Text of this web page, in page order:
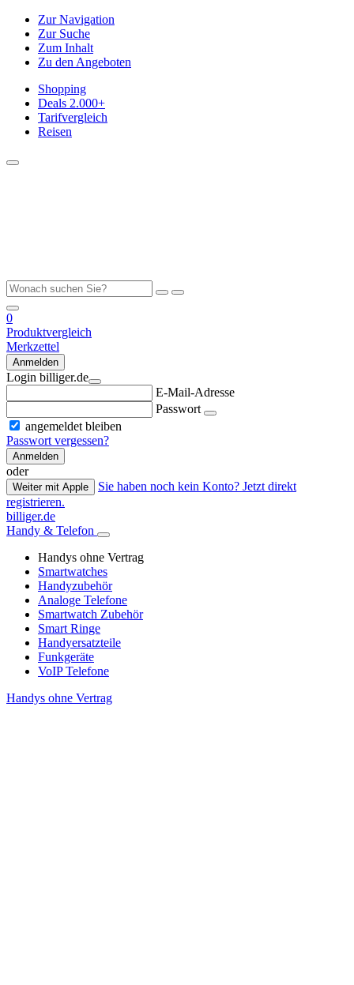
Zur Navigation
Zur Suche
Zum Inhalt
Zu den Angeboten
Shopping
Deals 2.000+
Tarifvergleich
Reisen
0
Produktvergleich
Merkzettel
Anmelden
Login billiger.de
E-Mail-Adresse
Passwort
angemeldet bleiben
Passwort vergessen?
Anmelden
oder
Weiter mit Apple
Sie haben noch kein Konto? Jetzt direkt
registrieren.
billiger.de
Handy & Telefon
Handys ohne Vertrag
Smartwatches
Handyzubehör
Analoge Telefone
Smartwatch Zubehör
Smart Ringe
Handyersatzteile
Funkgeräte
VoIP Telefone
Handys ohne Vertrag